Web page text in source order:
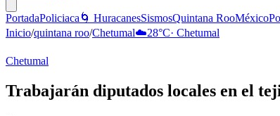
PortadaPoliciaca 🌀 HuracanesSismosQuintana RooMéxico
Inicio/quintana roo/Chetumal☁️28°C· Chetumal
Chetumal
Trabajarán diputados locales en el